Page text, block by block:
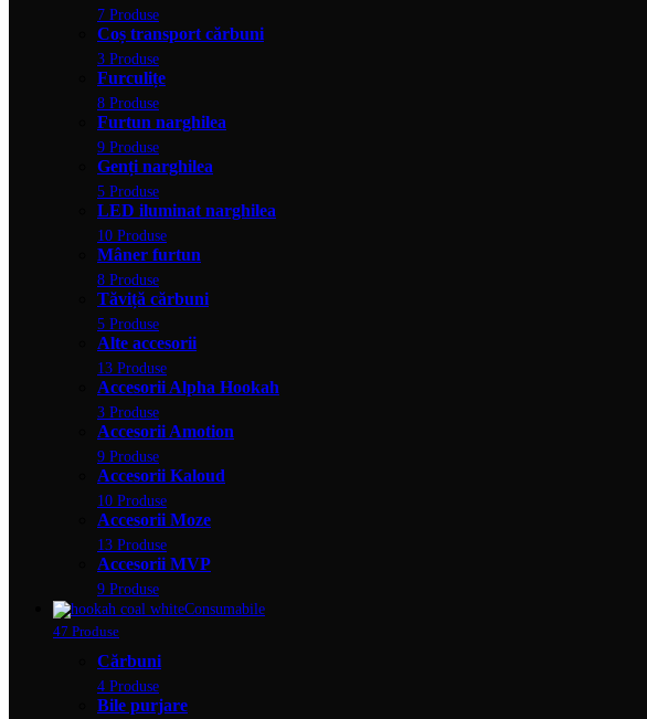
7 Produse
Coș transport cărbuni
3 Produse
Furculițe
8 Produse
Furtun narghilea
9 Produse
Genți narghilea
5 Produse
LED iluminat narghilea
10 Produse
Mâner furtun
8 Produse
Tăviță cărbuni
5 Produse
Alte accesorii
13 Produse
Accesorii Alpha Hookah
3 Produse
Accesorii Amotion
9 Produse
Accesorii Kaloud
10 Produse
Accesorii Moze
13 Produse
Accesorii MVP
9 Produse
Consumabile
47 Produse
Cărbuni
4 Produse
Bile purjare